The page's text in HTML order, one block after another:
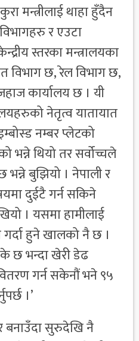
मन्त्रीलाई थाहा हुँदैन
र एउटा
स्तरका मन्त्रालयका
विभाग छ, रेल विभाग छ,
कार्यालय छ । यी
नेतृत्व यातायात
नम्बर प्लेटको
भन्ने थियो तर सर्वोच्चले
भन्ने बुझियो । नेपाली र
दुईटै गर्न सकिने
। यसमा हामीलाई
हुने खालको नै छ ।
छ भन्दा खेरी डेढ
गर्न सकेनौं भने ९५
।’
बनाउँदा सुरुदेखि नै